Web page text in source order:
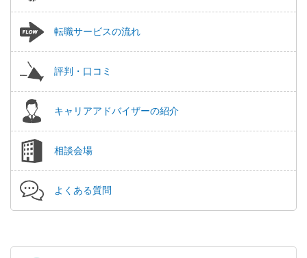
転職サービスの流れ
評判・口コミ
キャリアアドバイザーの紹介
相談会場
よくある質問